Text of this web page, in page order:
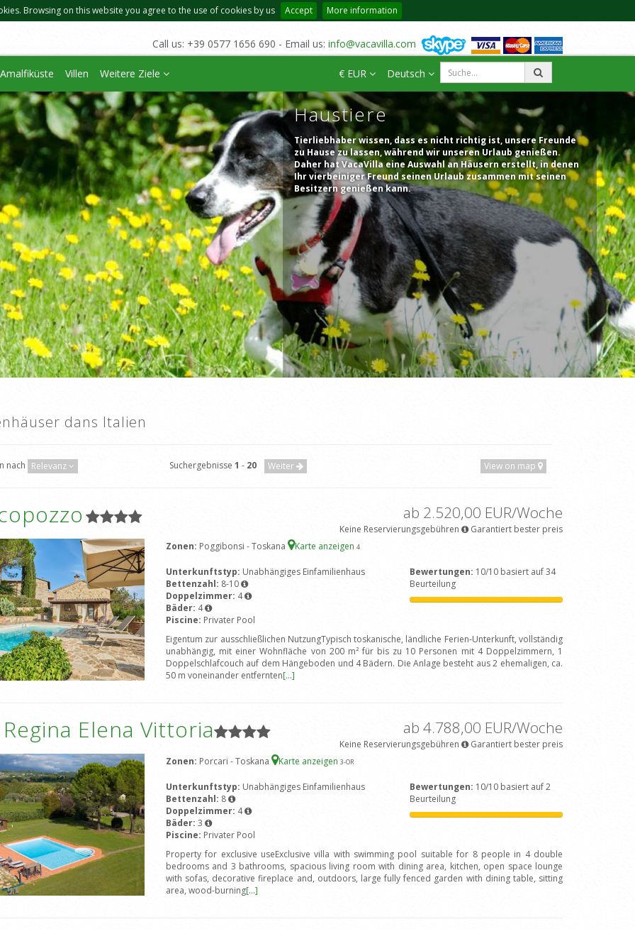
Browsing on this website you agree to the use of cookies by us Accept More information
Call us: +39 0577 1656 690 - Email us: info@vacavilla.com
Amalfiküste Villen Weitere Ziele € EUR Deutsch
Haustiere
Tierliebhaber wissen, dass es nicht richtig ist, unsere Freunde
zu Hause zu lassen, während wir unseren Urlaub genießen.
Daher hat VacaVilla eine Auswahl an Häusern erstellt, in denen
Ihr vierbeiniger Freund seinen Urlaub zusammen mit seinen
Besitzern genießen kann.
dans Italien
nach Relevanz Suchergebnisse 1 - 20 Weiter View on map
ab 2.520,00 EUR/Woche
Keine Reservierungsgebühren
Garantiert bester preis
Zonen: Poggibonsi - Toskana Karte anzeigen 4
Unterkunftstyp: Unabhängiges Einfamilienhaus
Bettenzahl: 8-10
Doppelzimmer: 4
Bäder: 4
Piscine: Privater Pool
Bewertungen: 10/10 basiert auf 34
Beurteilung
Eigentum zur ausschließlichen NutzungTypisch toskanische, ländliche Ferien-Unterkunft, vollständig
unabhängig, mit einer Wohnfläche von 200 m² für bis zu 10 Personen mit 4 Doppelzimmern, 1
Doppelschlafcouch auf dem Hängeboden und 4 Bädern. Die Anlage besteht aus 2 ehemaligen, ca.
50 m voneinander entfernten[...]
Elena Vittoria ab 4.788,00 EUR/Woche
Keine Reservierungsgebühren
Garantiert bester preis
Zonen: Porcari - Toskana Karte anzeigen 3-OR
Unterkunftstyp: Unabhängiges Einfamilienhaus
Bettenzahl: 8
Doppelzimmer: 4
Bäder: 3
Piscine: Privater Pool
Bewertungen: 10/10 basiert auf 2
Beurteilung
Property for exclusive useExclusive villa with swimming pool suitable for 8 people in 4 double
bedrooms and 3 bathrooms, spacious living room with dining area, kitchen, open space lounge
with sofas, decorative fireplace and, outdoors, large fully fenced garden with dining table, sitting
area, wood-burning[...]